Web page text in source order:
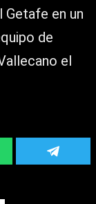
Getafe en un
de
el